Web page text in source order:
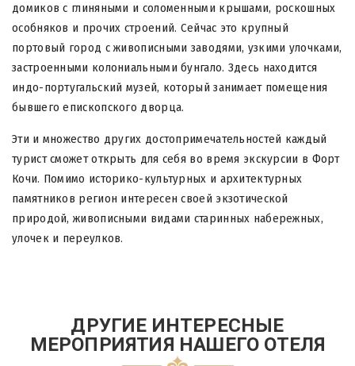
домиков с глиняными и соломенными крышами, роскошных
особняков и прочих строений. Сейчас это крупный
портовый город с живописными заводями, узкими улочками,
застроенными колониальными бунгало. Здесь находится
индо-португальский музей, который занимает помещения
бывшего епископского дворца.
Эти и множество других достопримечательностей каждый
турист сможет открыть для себя во время экскурсии в Форт
Кочи. Помимо историко-культурных и архитектурных
памятников регион интересен своей экзотической
природой, живописными видами старинных набережных,
улочек и переулков.
ДРУГИЕ ИНТЕРЕСНЫЕ
МЕРОПРИЯТИЯ НАШЕГО ОТЕЛЯ